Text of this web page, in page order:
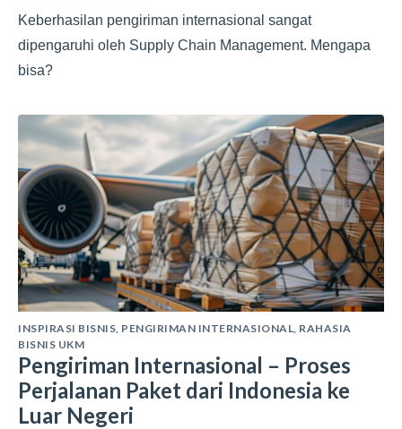
Keberhasilan pengiriman internasional sangat
dipengaruhi oleh Supply Chain Management. Mengapa
bisa?
INSPIRASI BISNIS, PENGIRIMAN INTERNASIONAL, RAHASIA
BISNIS UKM
Pengiriman Internasional – Proses
Perjalanan Paket dari Indonesia ke
Luar Negeri